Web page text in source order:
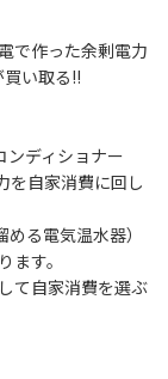
で作った余剰電力
い取る‼️
ンディショナー
を自家消費に回し
る電気温水器）
ます。
て自家消費を選ぶ